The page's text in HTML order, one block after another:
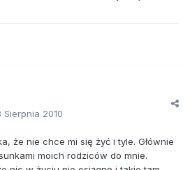
Sierpnia 2010
że nie chce mi się żyć i tyle. Głównie
moich rodziców do mnie.